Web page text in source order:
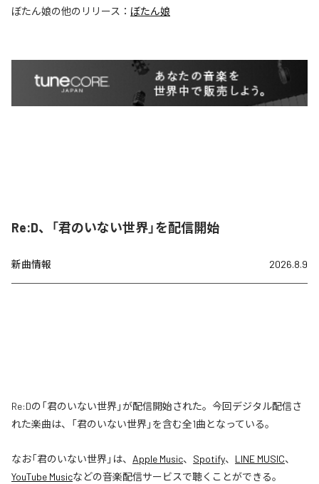
ぼたん娘の他のリリース： ぼたん娘
Re:D、「君のいない世界」を配信開始
新曲情報 2026.8.9
Re:Dの「君のいない世界」が配信開始された。今回デジタル配信さ
れた楽曲は、「君のいない世界」を含む全1曲となっている。
なお「君のいない世界」は、 Apple Music、 Spotify、 LINE MUSIC、
YouTube Musicなどの音楽配信サービスで聴くことができる。